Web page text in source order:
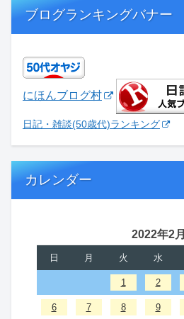
ブログランキングバナー
にほんブログ村
日記・雑談(50歳代)ランキング
カレンダー
2022年2月
日 月 火 水
1 2
6 7 8 9